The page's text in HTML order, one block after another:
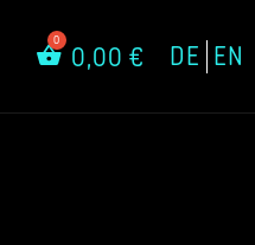
0,00 € DE EN